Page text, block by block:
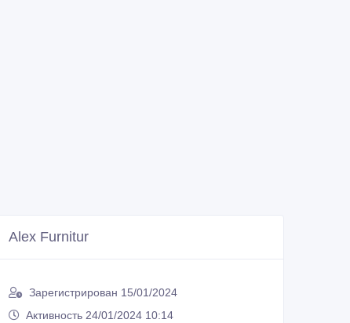
Alex Furnitur
Зарегистрирован 15/01/2024
Активность 24/01/2024 10:14